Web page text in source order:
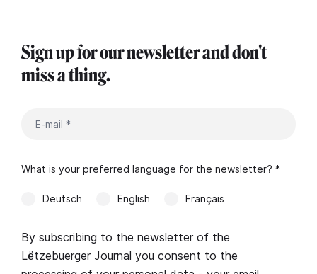
Sign up for our newsletter and don't
miss a thing.
What is your preferred language for the newsletter? *
Deutsch English Français
By subscribing to the newsletter of the
Lëtzebuerger Journal you consent to the